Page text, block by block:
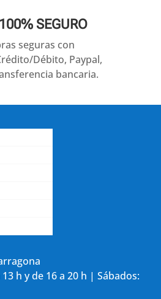
SEGURO
seguras con
Débito, Paypal,
bancaria.
h y de 16 a 20 h | Sábados: